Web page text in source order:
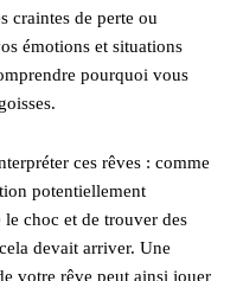
craintes de perte ou
émotions et situations
pourquoi vous
ces rêves : comme
potentiellement
le choc et de trouver des
devait arriver. Une
votre rêve peut ainsi jouer